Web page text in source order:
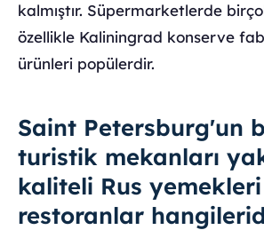
kalmıştır. Süpermarketlerde
özellikle Kaliningrad konserve
ürünleri popülerdir.
Saint Petersburg'un
turistik mekanları
kaliteli Rus
restoranlar